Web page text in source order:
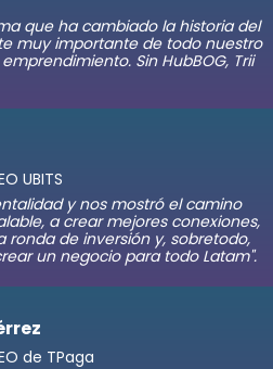
que ha cambiado la historia del
muy importante de todo nuestro
Sin HubBOG, Trii
UBITS
y nos mostró el camino
a crear mejores conexiones,
de inversión y, sobretodo,
un negocio para todo Latam".
de TPaga